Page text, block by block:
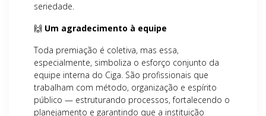
seriedade.
🙌 Um agradecimento à equipe
Toda premiação é coletiva, mas essa,
especialmente, simboliza o esforço conjunto da
equipe interna do Ciga. São profissionais que
trabalham com método, organização e espírito
público — estruturando processos, fortalecendo o
planejamento e garantindo que a instituição